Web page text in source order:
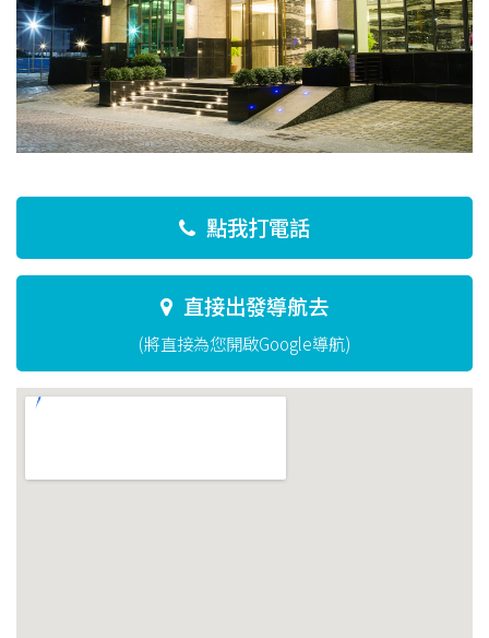
點我打電話
直接出發導航去
(將直接為您開啟Google導航)